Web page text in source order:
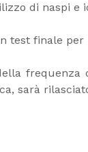
di naspi e
test finale per
sarà